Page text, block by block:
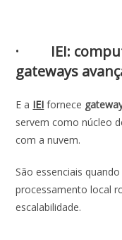
· IEI:
gateways
E a IEI fornece
servem como núcleo
com a nuvem.
São essenciais
processamento local
escalabilidade.